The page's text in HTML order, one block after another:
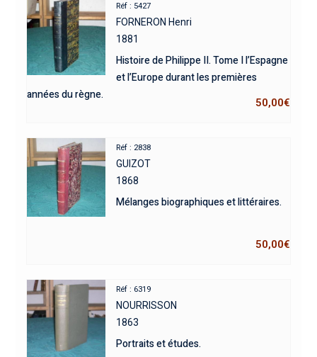
Réf : 5427
FORNERON Henri
1881
Histoire de Philippe II. Tome I l’Espagne
et l’Europe durant les premières
années du règne.
50,00€
Réf : 2838
GUIZOT
1868
Mélanges biographiques et littéraires.
50,00€
Réf : 6319
NOURRISSON
1863
Portraits et études.